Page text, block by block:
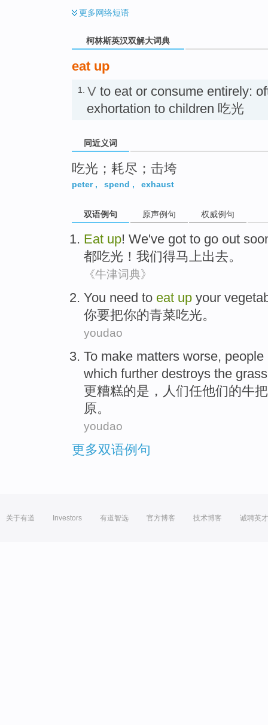
更多网络短语
柯林斯英汉双解大词典
eat up
1. V to eat or consume entirely:
exhortation to children 吃光
同近义词
吃光；耗尽；击垮
peter, spend , exhaust
双语例句 原声例句 权威例句
Eat up! We've got to go out
都吃光 ！ 我们得马上出去。
《牛津词典》
You need to eat up your
你要把你的青菜吃光。
youdao
To make matters worse, people
which further destroys the
更糟糕的是， 人们任他们的牛把
原。
youdao
更多双语例句
关于有道 Investors 有道智选 官方博客 技术博客 诚聘英才